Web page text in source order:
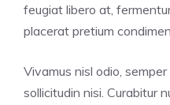
feugiat libero at,
placerat pretium
Vivamus nisl odio,
sollicitudin nisi. Curabitur